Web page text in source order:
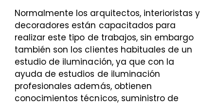
Normalmente los arquitectos, interioristas y
decoradores están capacitados para
realizar este tipo de trabajos, sin embargo
también son los clientes habituales de un
estudio de iluminación, ya que con la
ayuda de estudios de iluminación
profesionales además, obtienen
conocimientos técnicos, suministro de